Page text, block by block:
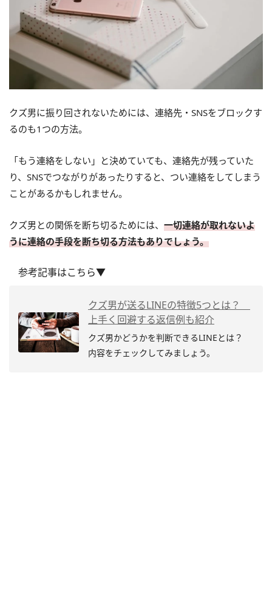
クズ男に振り回されないためには、連絡先・SNSをブロックす
るのも1つの方法。
「もう連絡をしない」と決めていても、連絡先が残っていた
り、SNSでつながりがあったりすると、つい連絡をしてしまう
ことがあるかもしれません。
クズ男との関係を断ち切るためには、 一切連絡が取れないよ
うに連絡の手段を断ち切る方法もありでしょう。
参考記事はこちら▼
クズ男が送るLINEの特徴5つとは？
上手く回避する返信例も紹介
クズ男かどうかを判断できるLINEとは？
内容をチェックしてみましょう。